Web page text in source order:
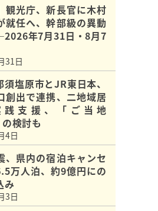
観光庁、新長官に木村
就任へ、幹部級の異動
年7月31日・8月7
31日
塩原市とJR東日本、
創出で連携、二地域居
践支援、「ご当地
検討も
4日
、県内の宿泊キャンセ
万人泊、約9億円にの
み
3日